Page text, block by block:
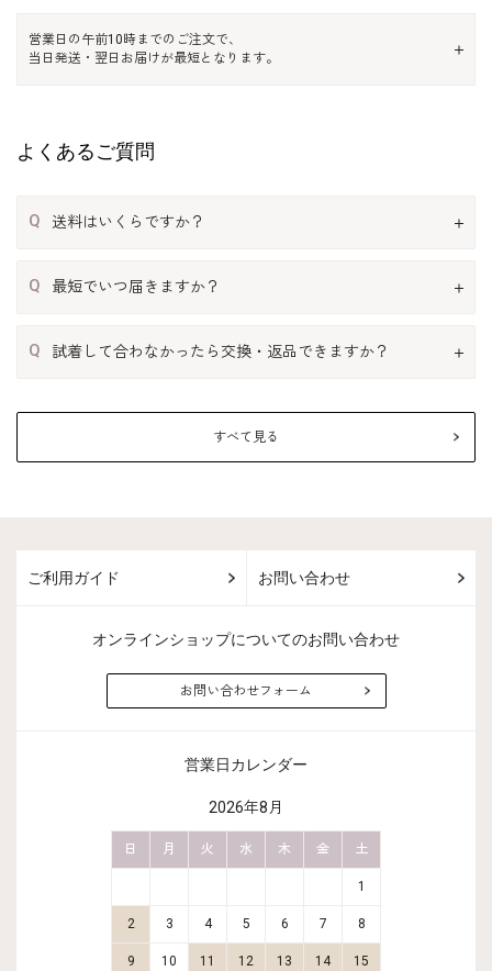
営業日の午前10時までのご注文で、
当日発送・翌日お届けが最短となります。
よくあるご質問
Q 送料はいくらですか？
Q 最短でいつ届きますか？
Q 試着して合わなかったら交換・返品できますか？
すべて見る
ご利用ガイド お問い合わせ
オンラインショップについてのお問い合わせ
お問い合わせフォーム
営業日カレンダー
2026年8月
日 月 火 水 木 金 土
1
2 3 4 5 6 7 8
9 10 11 12 13 14 15